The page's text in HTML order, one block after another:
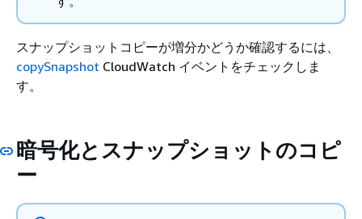
スナップショットコピーが増分かどうか確認するには、
copySnapshot CloudWatch イベントをチェックしま
す。
暗号化とスナップショットのコピ
ー